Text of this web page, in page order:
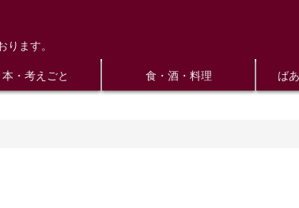
ます。
・考えごと 食・酒・料理 ば